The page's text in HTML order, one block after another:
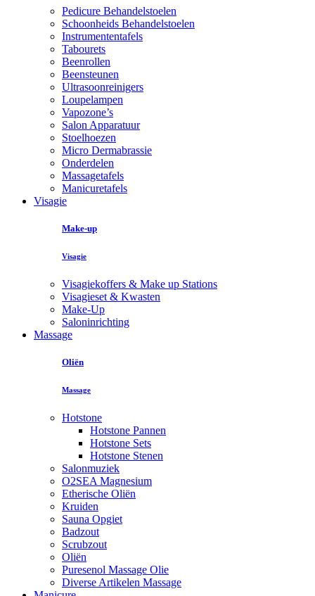
Pedicure Behandelstoelen
Schoonheids Behandelstoelen
Instrumententafels
Tabourets
Beenrollen
Beensteunen
Ultrasoonreinigers
Loupelampen
Vapozone’s
Salon Apparatuur
Stoelhoezen
Micro Dermabrassie
Onderdelen
Massagetafels
Manicuretafels
Visagie
Make-up
Visagie
Visagiekoffers & Make up Stations
Visagieset & Kwasten
Make-Up
Saloninrichting
Massage
Oliën
Massage
Hotstone
Hotstone Pannen
Hotstone Sets
Hotstone Stenen
Salonmuziek
O2SEA Magnesium
Etherische Oliën
Kruiden
Sauna Opgiet
Badzout
Scrubzout
Oliën
Puresenol Massage Olie
Diverse Artikelen Massage